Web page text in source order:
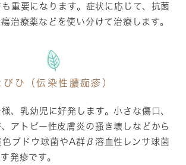
重要になります。症状に応じて、抗菌
治療薬などを使い分けて治療します。
びひ（伝染性膿痂疹）
、乳幼児に好発します。小さな傷口、
アトピー性皮膚炎の掻き壊しなどから
色ブドウ球菌やA群β溶血性レンサ球菌
発疹です。